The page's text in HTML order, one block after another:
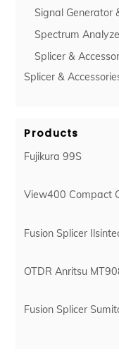
Signal Generator
Spectrum
Splicer &
Splicer &
Products
Fujikura 99S
View400 Compact
Fusion Splicer
OTDR Anritsu
Fusion Splicer